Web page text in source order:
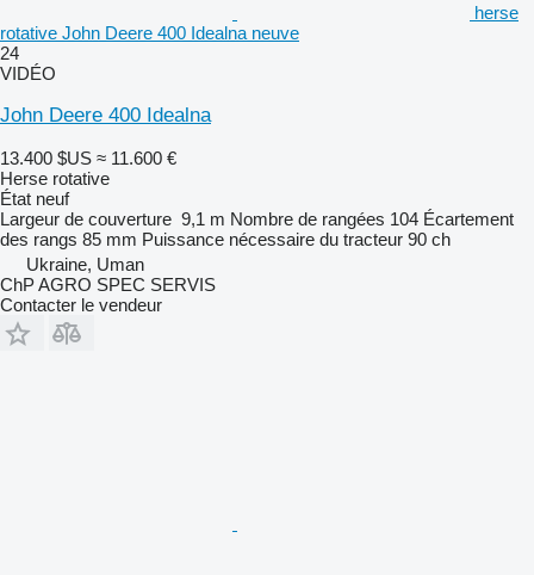
herse
rotative John Deere 400 Idealna neuve
24
VIDÉO
John Deere 400 Idealna
13.400 $US ≈ 11.600 €
Herse rotative
État neuf
Largeur de couverture 9,1 m Nombre de rangées 104 Écartement
des rangs 85 mm Puissance nécessaire du tracteur 90 ch
Ukraine, Uman
ChP AGRO SPEC SERVIS
Contacter le vendeur